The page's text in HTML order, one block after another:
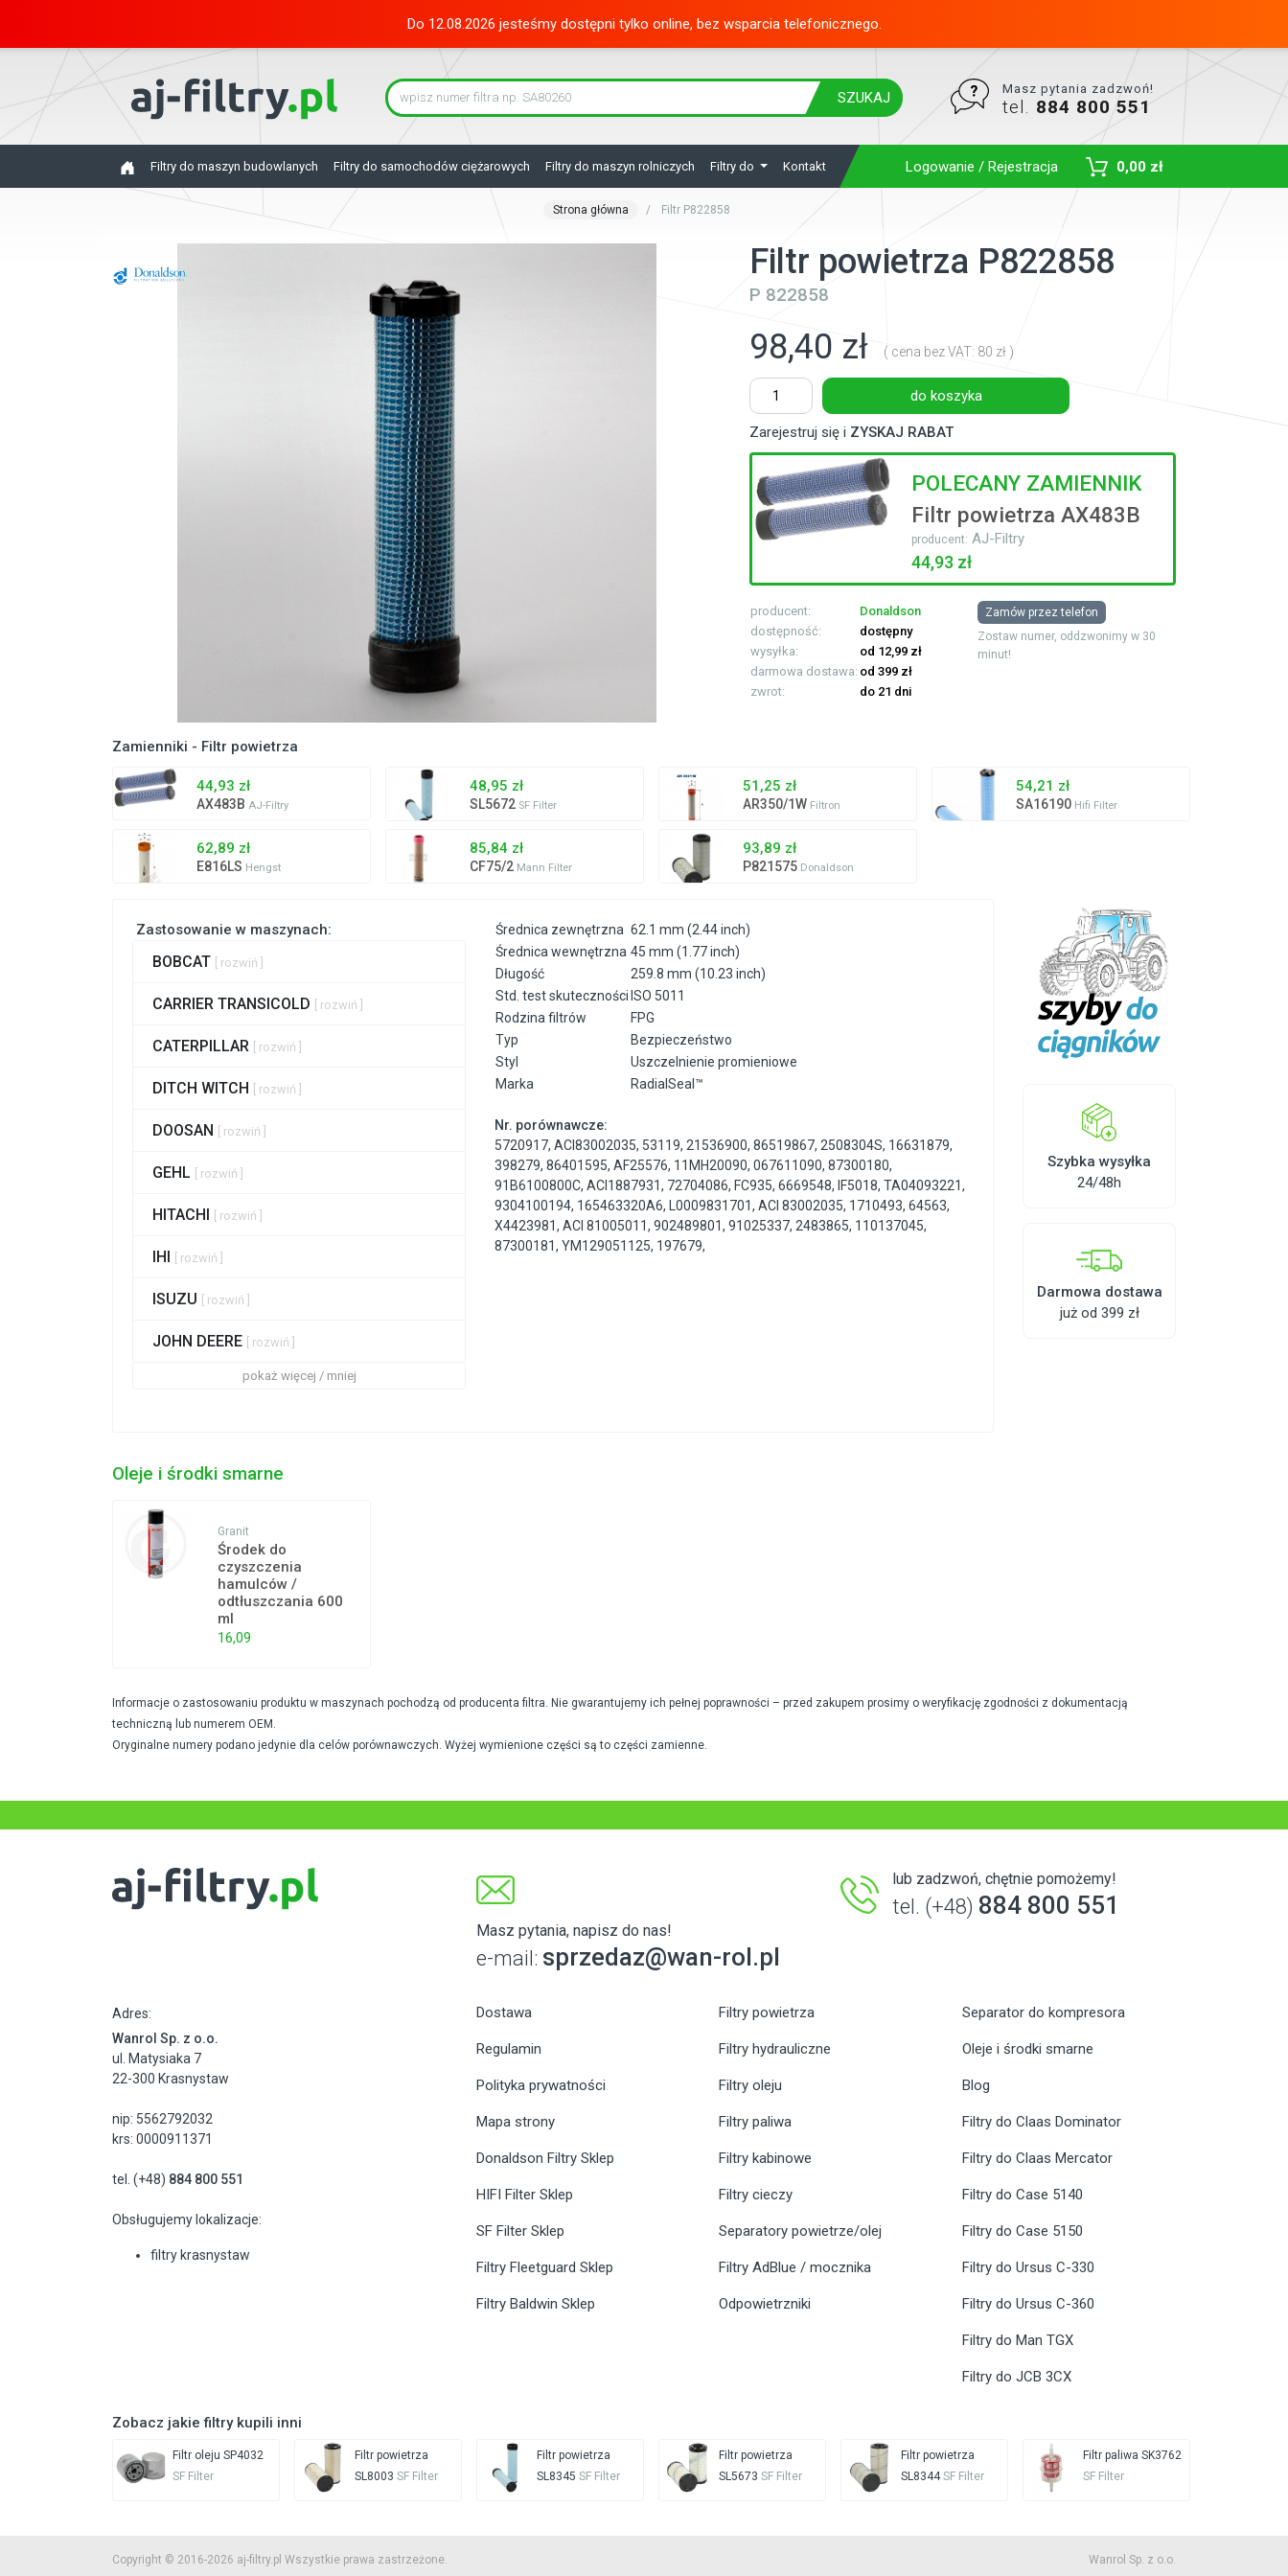
Do 12.08.2026 jesteśmy dostępni tylko online, bez wsparcia telefonicznego.
SZUKAJ
Masz pytania zadzwoń!
tel. 884 800 551
Filtry do maszyn budowlanych Filtry do samochodów ciężarowych Filtry do maszyn rolniczych Filtry do Kontakt Logowanie / Rejestracja 0,00 zł
Strona główna Filtr P822858
Filtr powietrza P822858
P 822858
98,40 zł ( cena bez VAT: 80 zł )
do koszyka
Zarejestruj się i ZYSKAJ RABAT
POLECANY ZAMIENNIK
Filtr powietrza AX483B
producent: AJ-Filtry
44,93 zł
producent:
Donaldson
dostępność:
dostępny
wysyłka:
od 12,99 zł
darmowa dostawa: od 399 zł
zwrot:
do 21 dni
Zamów przez telefon
Zostaw numer, oddzwonimy w 30
minut!
Zamienniki - Filtr powietrza
44,93 zł
AX483B AJ-Filtry
48,95 zł
SL5672 SF Filter
51,25 zł
AR350/1W Filtron
54,21 zł
SA16190 Hifi Filter
62,89 zł
E816LS Hengst
85,84 zł
CF75/2 Mann Filter
93,89 zł
P821575 Donaldson
Zastosowanie w maszynach:
BOBCAT [ rozwiń ]
CARRIER TRANSICOLD [ rozwiń ]
CATERPILLAR [ rozwiń ]
DITCH WITCH [ rozwiń ]
DOOSAN [ rozwiń ]
GEHL [ rozwiń ]
HITACHI [ rozwiń ]
IHI [ rozwiń ]
ISUZU [ rozwiń ]
JOHN DEERE [ rozwiń ]
pokaż więcej / mniej
Średnica zewnętrzna 62.1 mm (2.44 inch)
Średnica wewnętrzna 45 mm (1.77 inch)
Długość
259.8 mm (10.23 inch)
Std. test skuteczności ISO 5011
Rodzina filtrów
FPG
Typ
Bezpieczeństwo
Styl
Uszczelnienie promieniowe
Marka
RadialSeal™
Nr. porównawcze:
5720917,ACI83002035, 53119,21536900,86519867,2508304S, 16631879,
398279,86401595,AF25576, 11MH20090,067611090,87300180,
91B6100800C,ACI1887931, 72704086, FC935,6669548, IF5018,TA04093221,
9304100194, 165463320A6, L0009831701,ACI 83002035, 1710493,64563,
X4423981,ACI 81005011,902489801,91025337,2483865, 110137045,
87300181,YM129051125, 197679,
Szybka wysyłka
24/48h
Darmowa dostawa
już od 399 zł
Oleje i środki smarne
Granit
Środek do
czyszczenia
hamulców /
odtłuszczania 600
ml
16,09
Informacje o zastosowaniu produktu w maszynach pochodzą od producenta filtra. Nie gwarantujemy ich pełnej poprawności – przed zakupem prosimy o weryfikację zgodności z dokumentacją
techniczną lub numerem OEM.
Oryginalne numery podano jedynie dla celów porównawczych. Wyżej wymienione części są to części zamienne.
Masz pytania, napisz do nas!
e-mail: sprzedaz@wan-rol.pl
lub zadzwoń, chętnie pomożemy!
tel. (+48) 884 800 551
Adres:
Wanrol Sp. z o.o.
ul. Matysiaka 7
22-300 Krasnystaw
nip: 5562792032
krs: 0000911371
tel. (+48) 884 800 551
Obsługujemy lokalizacje:
filtry krasnystaw
Dostawa
Regulamin
Polityka prywatności
Mapa strony
Donaldson Filtry Sklep
HIFI Filter Sklep
SF Filter Sklep
Filtry Fleetguard Sklep
Filtry Baldwin Sklep
Filtry powietrza
Filtry hydrauliczne
Filtry oleju
Filtry paliwa
Filtry kabinowe
Filtry cieczy
Separatory powietrze/olej
Filtry AdBlue / mocznika
Odpowietrzniki
Separator do kompresora
Oleje i środki smarne
Blog
Filtry do Claas Dominator
Filtry do Claas Mercator
Filtry do Case 5140
Filtry do Case 5150
Filtry do Ursus C-330
Filtry do Ursus C-360
Filtry do Man TGX
Filtry do JCB 3CX
Zobacz jakie filtry kupili inni
Filtr oleju SP4032
SF Filter
Filtr powietrza
SL8003 SF Filter
Filtr powietrza
SL8345 SF Filter
Filtr powietrza
SL5673 SF Filter
Filtr powietrza
SL8344SF Filter
Filtr paliwa SK3762
SF Filter
Copyright © 2016-2026 aj-filtry.pl Wszystkie prawa zastrzeżone. Wanrol Sp. z o.o.